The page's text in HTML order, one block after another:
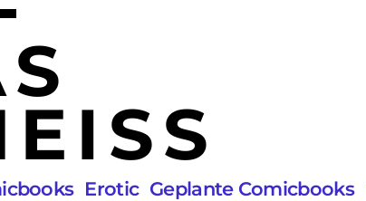
Erotic Geplante Comicbooks